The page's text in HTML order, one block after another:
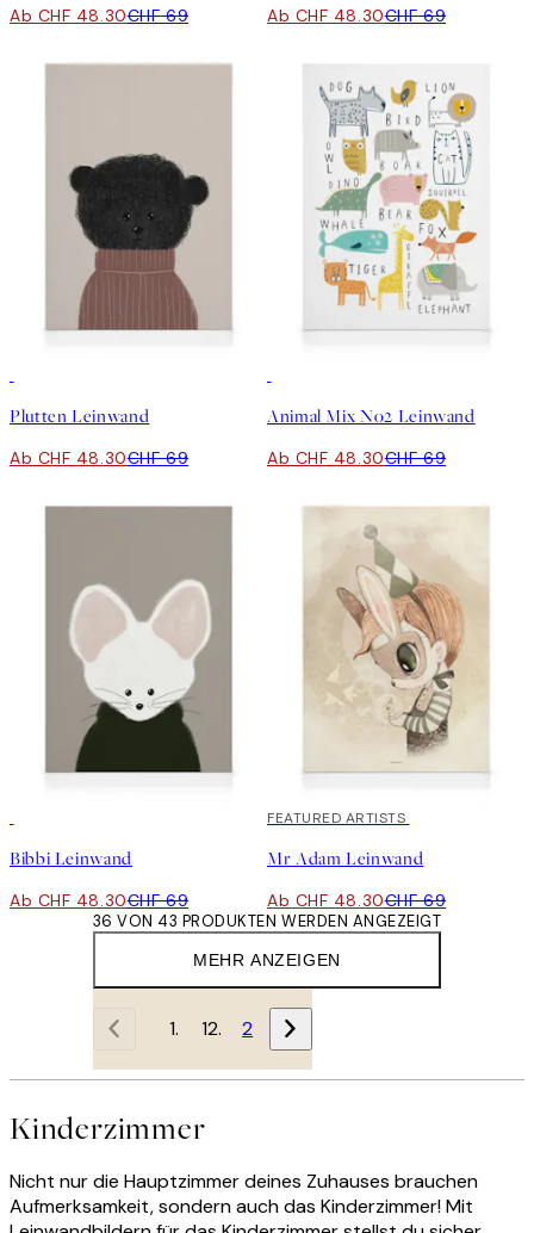
Ab CHF 48.30CHF 69 Ab CHF 48.30CHF 69
Plutten Leinwand
Ab CHF 48.30CHF 69
Animal Mix No2 Leinwand
Ab CHF 48.30CHF 69
Bibbi Leinwand
Ab CHF 48.30CHF 69
30%*
FEATURED ARTISTS
Mr Adam Leinwand
Ab CHF 48.30CHF 69
MEHR ANZEIGEN
36 VON 43 PRODUKTEN WERDEN ANGEZEIGT
1 2
Kinderzimmer
Nicht nur die Hauptzimmer deines Zuhauses brauchen
Aufmerksamkeit, sondern auch das Kinderzimmer! Mit